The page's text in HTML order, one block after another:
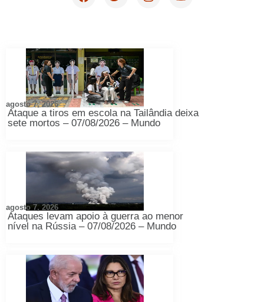
Ataque a tiros em escola na Tailândia deixa
sete mortos – 07/08/2026 – Mundo
agosto 7, 2026
Ataques levam apoio à guerra ao menor
nível na Rússia – 07/08/2026 – Mundo
agosto 7, 2026